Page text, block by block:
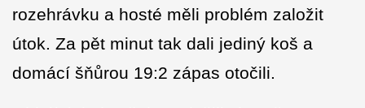
rozehrávku a hosté měli problém založit
útok. Za pět minut tak dali jediný koš a
domácí šňůrou 19:2 zápas otočili.